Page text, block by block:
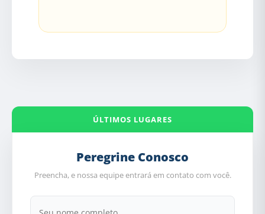
ÚLTIMOS LUGARES
Peregrine Conosco
Preencha, e nossa equipe entrará em contato com você.
Nome